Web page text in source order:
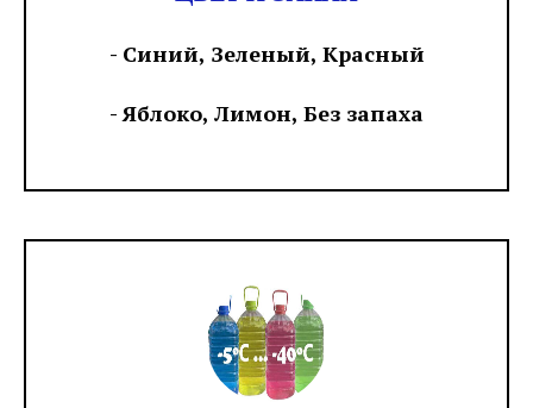
- Синий, Зеленый, Красный
- Яблоко, Лимон, Без запаха